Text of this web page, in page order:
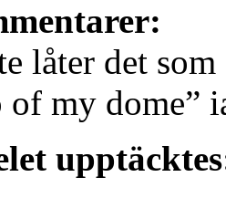
låter det som
of my dome”